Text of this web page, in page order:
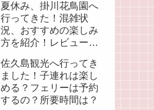
夏休み、掛川花鳥園へ
行ってきた！混雑状
況、おすすめの楽しみ
方を紹介！レビューブ
佐久島観光へ行ってき
ました！子連れは楽し
める？フェリーは予約
するの？所要時間は？